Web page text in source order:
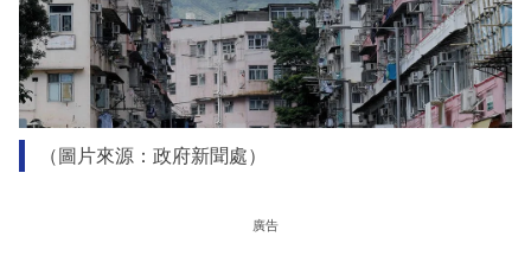
（圖片來源：政府新聞處）
廣告